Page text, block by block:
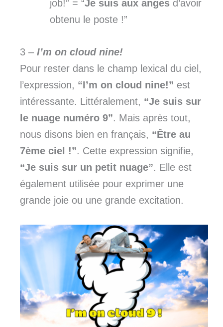
job!” = “Je suis aux anges d’avoir
obtenu le poste !”
3 – I’m on cloud nine!
Pour rester dans le champ lexical du ciel,
l’expression, “I’m on cloud nine!” est
intéressante. Littéralement, “Je suis sur
le nuage numéro 9”. Mais après tout,
nous disons bien en français, “Être au
7ème ciel !”. Cette expression signifie,
“Je suis sur un petit nuage”. Elle est
également utilisée pour exprimer une
grande joie ou une grande excitation.